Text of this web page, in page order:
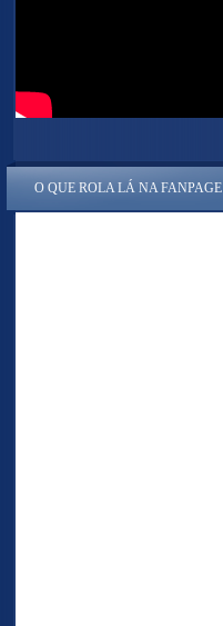
O QUE ROLA LÁ NA FANPAGE